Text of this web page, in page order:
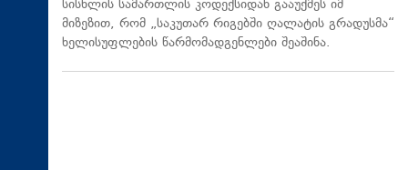
სისხლის სამართლის კოდექსიდან გააუქმეს იმ
მიზეზით, რომ „საკუთარ რიგებში ღალატის გრადუსმა“
ხელისუფლების წარმომადგენლები შეაშინა.